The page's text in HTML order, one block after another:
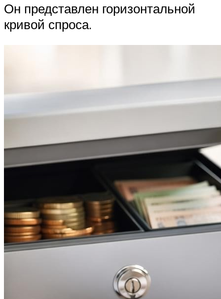
Он представлен горизонтальной
кривой спроса.